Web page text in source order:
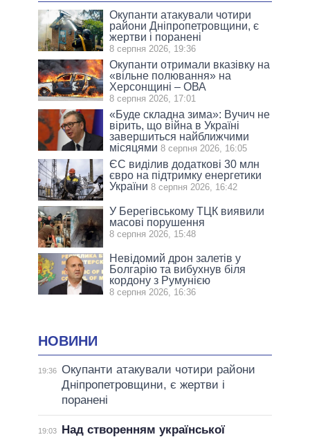
Окупанти атакували чотири
райони Дніпропетровщини, є
жертви і поранені
8 серпня 2026, 19:36
Окупанти отримали вказівку на
«вільне полювання» на
Херсонщині – ОВА
8 серпня 2026, 17:01
«Буде складна зима»: Вучич не
вірить, що війна в Україні
завершиться найближчими
місяцями 8 серпня 2026, 16:05
ЄС виділив додаткові 30 млн
євро на підтримку енергетики
України 8 серпня 2026, 16:42
У Берегівському ТЦК виявили
масові порушення
8 серпня 2026, 15:48
Невідомий дрон залетів у
Болгарію та вибухнув біля
кордону з Румунією
8 серпня 2026, 16:36
НОВИНИ
19:36 Окупанти атакували чотири райони
Дніпропетровщини, є жертви і
поранені
19:03
Над створенням української